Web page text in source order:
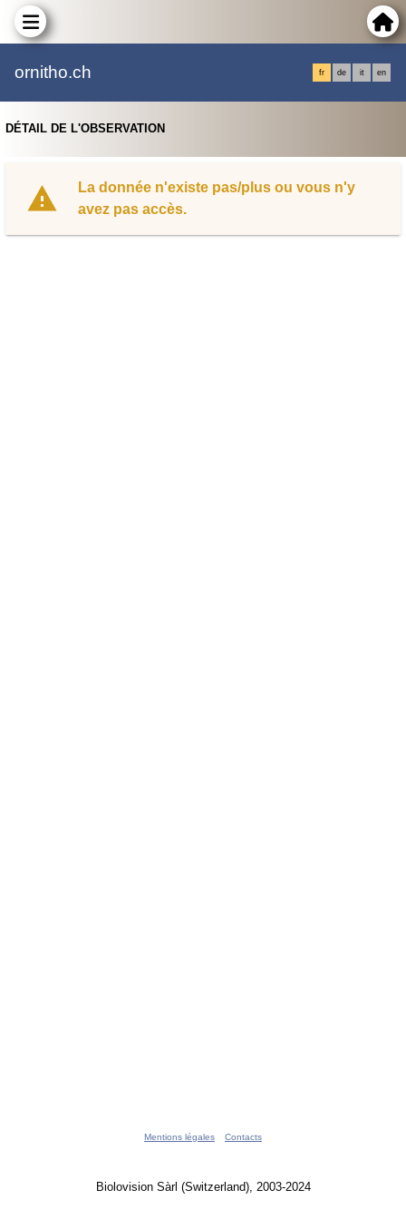
ornitho.ch fr de it en
DÉTAIL DE L'OBSERVATION
La donnée n'existe pas/plus ou vous n'y
avez pas accès.
Mentions légales Contacts
Biolovision Sàrl (Switzerland), 2003-2024